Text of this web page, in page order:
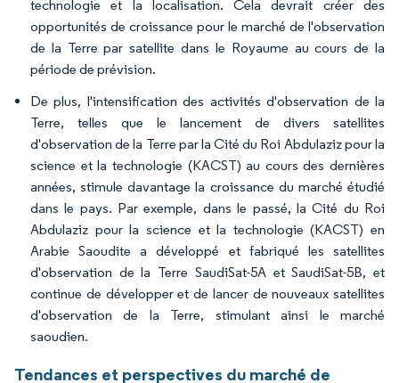
technologie et la localisation. Cela devrait créer des
opportunités de croissance pour le marché de l'observation
de la Terre par satellite dans le Royaume au cours de la
période de prévision.
De plus, l'intensification des activités d'observation de la
Terre, telles que le lancement de divers satellites
d'observation de la Terre par la Cité du Roi Abdulaziz pour la
science et la technologie (KACST) au cours des dernières
années, stimule davantage la croissance du marché étudié
dans le pays. Par exemple, dans le passé, la Cité du Roi
Abdulaziz pour la science et la technologie (KACST) en
Arabie Saoudite a développé et fabriqué les satellites
d'observation de la Terre SaudiSat-5A et SaudiSat-5B, et
continue de développer et de lancer de nouveaux satellites
d'observation de la Terre, stimulant ainsi le marché
saoudien.
Tendances et perspectives du marché de